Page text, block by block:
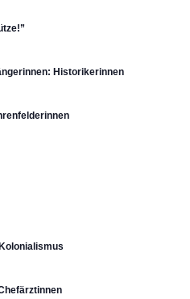
Historikerinnen